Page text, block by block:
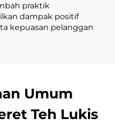
praktik
dampak positif
kepuasan pelanggan
Umum
Teh Lukis